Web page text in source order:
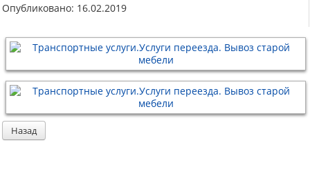
Опубликовано: 16.02.2019
Назад